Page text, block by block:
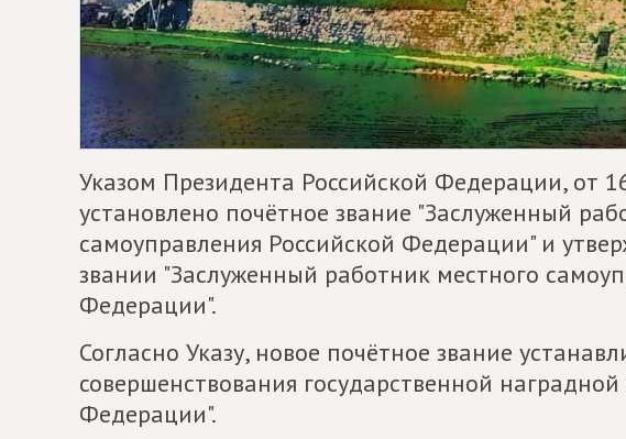
Указом Президента Российской Федерации, от
установлено почётное звание "Заслуженный
самоуправления Российской Федерации" и
звании "Заслуженный работник местного
Федерации".
Согласно Указу, новое почётное звание
совершенствования государственной
Федерации".